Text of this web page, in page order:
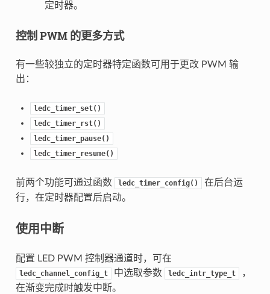
定时器。
控制 PWM 的更多方式
有一些较独立的定时器特定函数可用于更改 PWM 输
出：
ledc_timer_set()
ledc_timer_rst()
ledc_timer_pause()
ledc_timer_resume()
前两个功能可通过函数 ledc_timer_config()
在后台运
行，在定时器配置后启动。
使用中断
配置 LED PWM 控制器通道时，可在
ledc_channel_config_t 中选取参数 ledc_intr_type_t
，
在渐变完成时触发中断。